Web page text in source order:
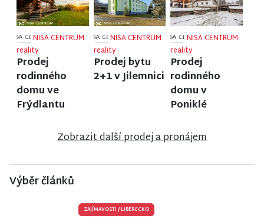
NISA CENTRUM
reality
Prodej
rodinného
domu ve
Frýdlantu
NISA CENTRUM
reality
Prodej bytu
2+1 v Jilemnici
NISA CENTRUM
reality
Prodej
rodinného
domu v
Poniklé
Zobrazit další prodej a pronájem
Výběr článků
ZAJÍMAVOSTI /LIBERECKO